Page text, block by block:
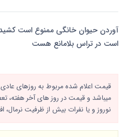
آوردن حیوان خانگی ممنوع است
است در تراس بلامانع هست
قیمت اعلام شده مربوط به روزهای
میباشد و قیمت در روز های آخر هفته،
نوروز و یا نفرات بیش از ظرفیت نرمال،